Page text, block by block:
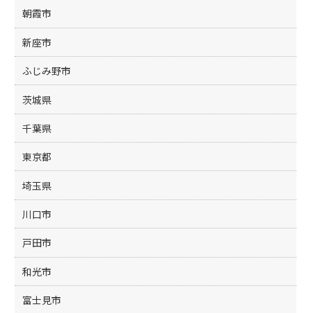
朝霞市
新座市
ふじみ野市
茨城県
千葉県
東京都
埼玉県
川口市
戸田市
和光市
富士見市